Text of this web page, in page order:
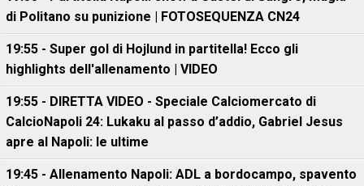
di Politano su punizione | FOTOSEQUENZA CN24
19:55 - Super gol di Hojlund in partitella! Ecco gli
highlights dell'allenamento | VIDEO
19:55 - DIRETTA VIDEO - Speciale Calciomercato di
CalcioNapoli 24: Lukaku al passo d’addio, Gabriel Jesus
apre al Napoli: le ultime
19:45 - Allenamento Napoli: ADL a bordocampo, spavento